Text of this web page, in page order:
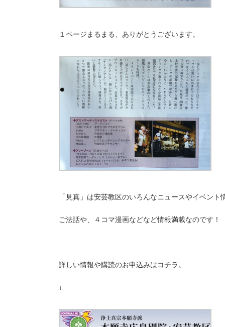
１ページまるまる、ありがとうございます。
「見真」は安芸教区のいろんなニュースやイベント
ご法話や、４コマ漫画などなど情報満載なのです！
詳しい情報や購読のお申込みはコチラ。
↓